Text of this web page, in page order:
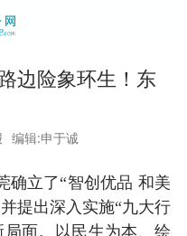
边险象环生！东
编辑:申于诚
确立了“智创优品 和美
提出深入实施“九大行
面。以民生为本、绘